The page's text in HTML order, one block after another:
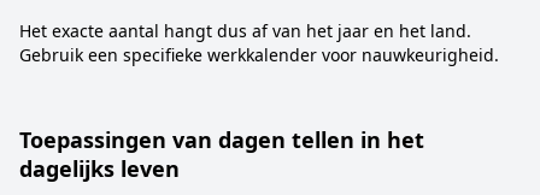
Het exacte aantal hangt dus af van het jaar en het land.
Gebruik een specifieke werkkalender voor nauwkeurigheid.
Toepassingen van dagen tellen in het
dagelijks leven